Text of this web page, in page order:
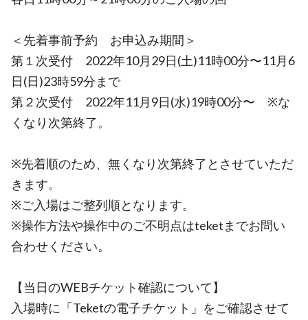
＜先着事前予約 お申込み期間＞
第１次受付 2022年10月29日(土)11時00分〜11月6
日(日)23時59分まで
第２次受付 2022年11月9日(水)19時00分〜 ※な
くなり次第終了。
※先着順のため、無くなり次第終了とさせていただ
きます。
※ご入場はご整列順となります。
※操作方法や操作中のご不明点はteketまでお問い
合わせください。
【当日のWEBチケット確認について】
入場時に「Teketの電子チケット」をご確認させて